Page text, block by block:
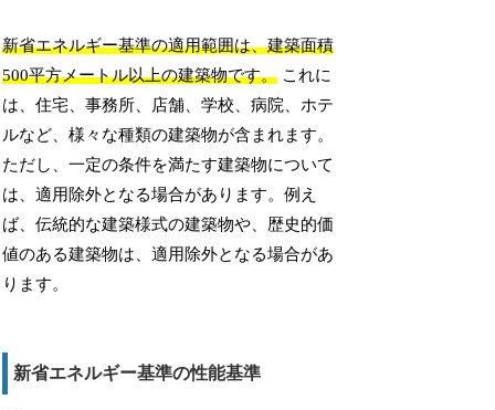
新省エネルギー基準の適用範囲は、建築面積
500平方メートル以上の建築物です。 これに
は、住宅、事務所、店舗、学校、病院、ホテ
ルなど、様々な種類の建築物が含まれます。
ただし、一定の条件を満たす建築物について
は、適用除外となる場合があります。例え
ば、伝統的な建築様式の建築物や、歴史的価
値のある建築物は、適用除外となる場合があ
ります。
新省エネルギー基準の性能基準